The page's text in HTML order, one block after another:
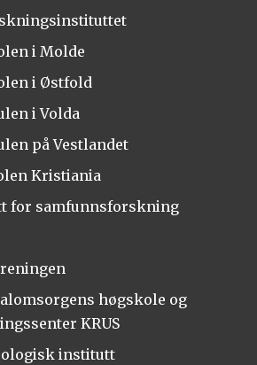
i Molde
i Østfold
i Volda
på Vestlandet
Kristiania
for samfunnsforskning
høgskole og
KRUS
institutt